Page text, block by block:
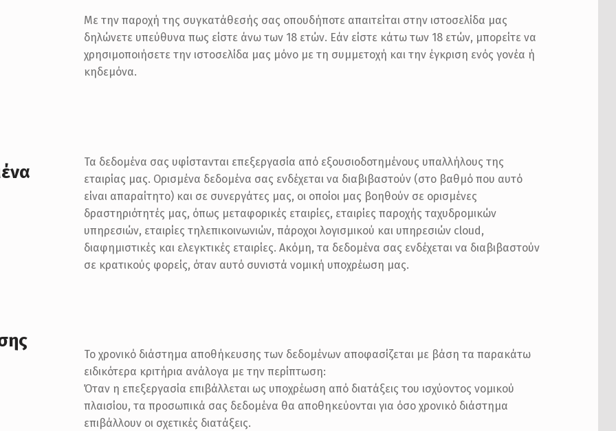
Με την παροχή της συγκατάθεσής σας οπουδήποτε απαιτείται στην ιστοσελίδα μας
δηλώνετε υπεύθυνα πως είστε άνω των 18 ετών. Εάν είστε κάτω των 18 ετών, μπορείτε να
χρησιμοποιήσετε την ιστοσελίδα μας μόνο με τη συμμετοχή και την έγκριση ενός γονέα ή
κηδεμόνα.
Τα δεδομένα σας υφίστανται επεξεργασία από εξουσιοδοτημένους υπαλλήλους της
εταιρίας μας. Ορισμένα δεδομένα σας ενδέχεται να διαβιβαστούν (στο βαθμό που αυτό
είναι απαραίτητο) και σε συνεργάτες μας, οι οποίοι μας βοηθούν σε ορισμένες
δραστηριότητές μας, όπως μεταφορικές εταιρίες, εταιρίες παροχής ταχυδρομικών
υπηρεσιών, εταιρίες τηλεπικοινωνιών, πάροχοι λογισμικού και υπηρεσιών cloud,
διαφημιστικές και ελεγκτικές εταιρίες. Ακόμη, τα δεδομένα σας ενδέχεται να διαβιβαστούν
σε κρατικούς φορείς, όταν αυτό συνιστά νομική υποχρέωση μας.
Το χρονικό διάστημα αποθήκευσης των δεδομένων αποφασίζεται με βάση τα παρακάτω
ειδικότερα κριτήρια ανάλογα με την περίπτωση:
Όταν η επεξεργασία επιβάλλεται ως υποχρέωση από διατάξεις του ισχύοντος νομικού
πλαισίου, τα προσωπικά σας δεδομένα θα αποθηκεύονται για όσο χρονικό διάστημα
επιβάλλουν οι σχετικές διατάξεις.